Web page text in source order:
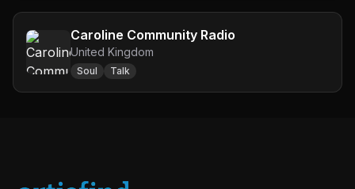
Caroline Community Radio
United Kingdom
Soul Talk